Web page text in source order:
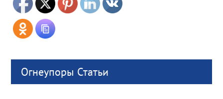
Огнеупоры Статьи